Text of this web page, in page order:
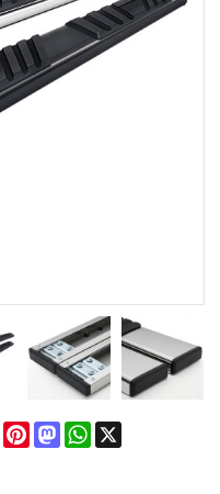
FacebookPinterestMastodonWhatsApp